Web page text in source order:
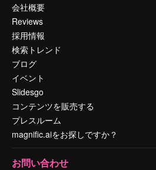
会社概要
Reviews
採用情報
検索トレンド
ブログ
イベント
Slidesgo
コンテンツを販売する
プレスルーム
magnific.aiをお探しですか？
お問い合わせ